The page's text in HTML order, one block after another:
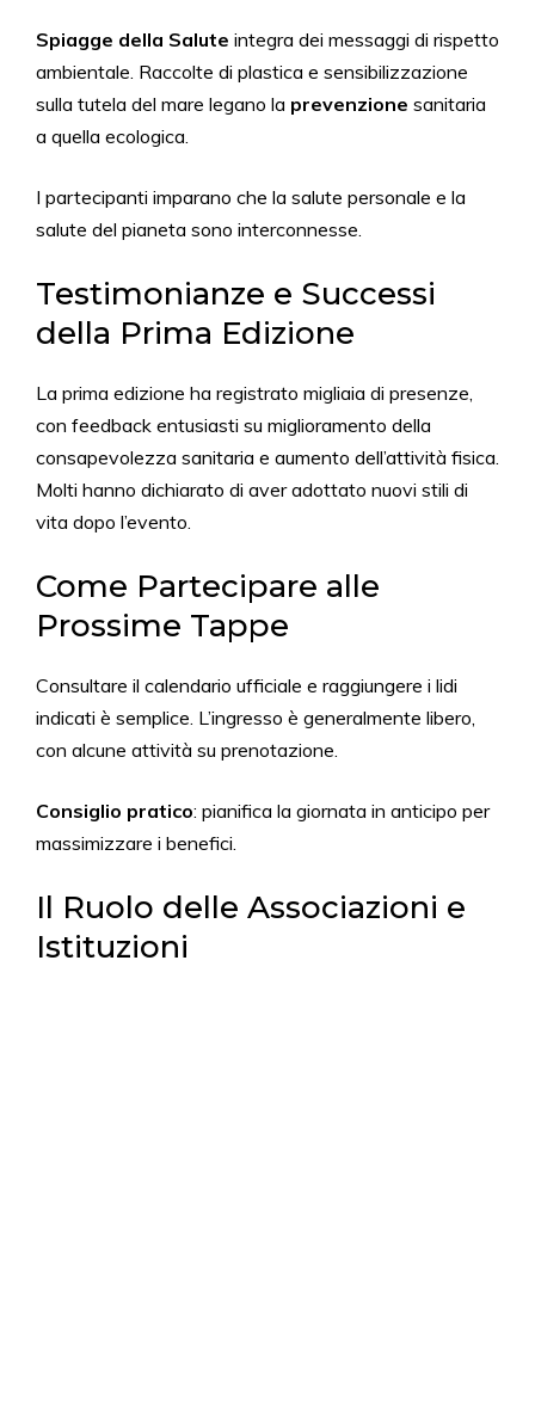
Spiagge della Salute integra dei messaggi di rispetto
ambientale. Raccolte di plastica e sensibilizzazione
sulla tutela del mare legano la prevenzione sanitaria
a quella ecologica.
I partecipanti imparano che la salute personale e la
salute del pianeta sono interconnesse.
Testimonianze e Successi
della Prima Edizione
La prima edizione ha registrato migliaia di presenze,
con feedback entusiasti su miglioramento della
consapevolezza sanitaria e aumento dell’attività fisica.
Molti hanno dichiarato di aver adottato nuovi stili di
vita dopo l’evento.
Come Partecipare alle
Prossime Tappe
Consultare il calendario ufficiale e raggiungere i lidi
indicati è semplice. L’ingresso è generalmente libero,
con alcune attività su prenotazione.
Consiglio pratico: pianifica la giornata in anticipo per
massimizzare i benefici.
Il Ruolo delle Associazioni e
Istituzioni